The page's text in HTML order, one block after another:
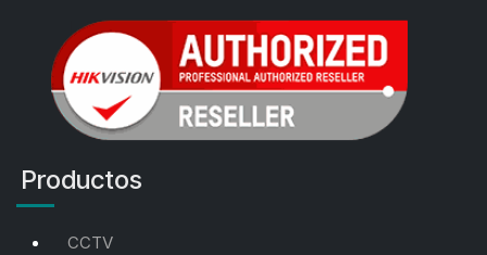
Productos
CCTV